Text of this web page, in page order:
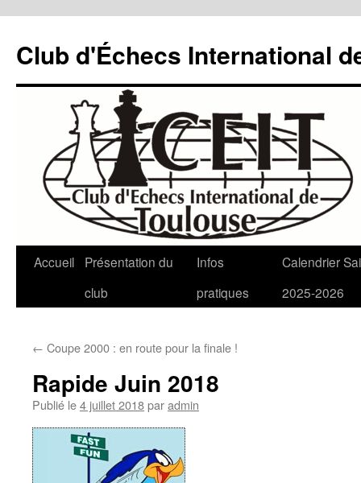
contenu
Club d'Échecs International
Accueil
Présentation du
club
Infos
pratiques
Calendrier
2025-2026
← Coupe 2000 : en route pour la finale !
Rapide Juin 2018
Publié le4 juillet 2018paradmin